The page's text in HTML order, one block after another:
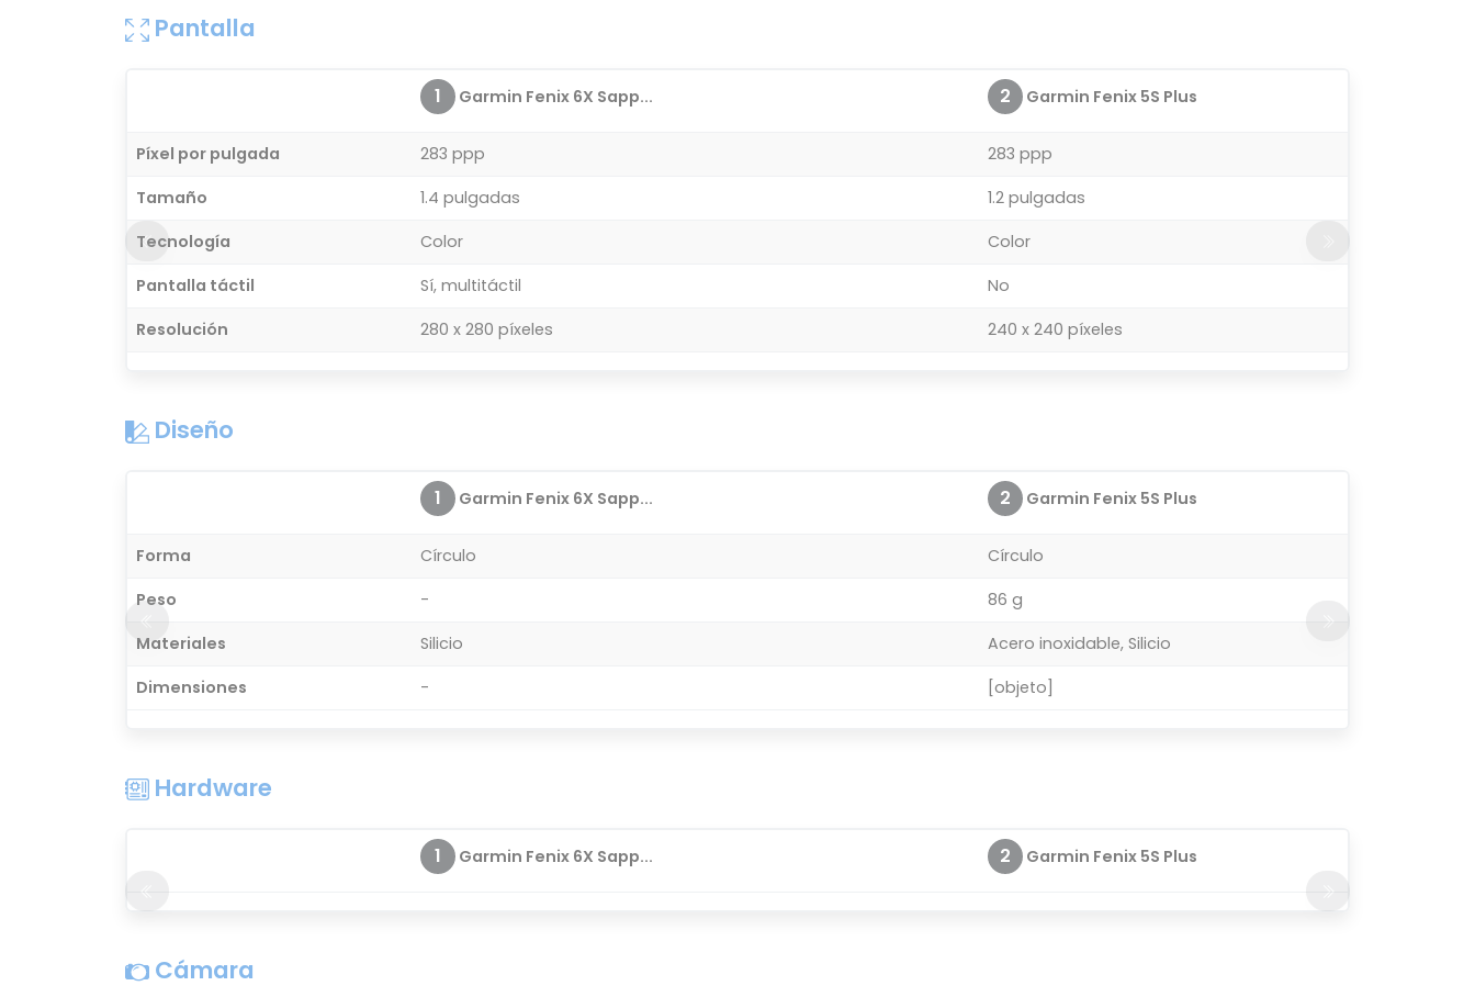
Pantalla
1 Garmin Fenix 6X Sapp... 2 Garmin Fenix 5S Plus
Píxel por pulgada 283 ppp
283 ppp
Tamaño
1.4 pulgadas
1.2 pulgadas
Tecnología
Color
Color
Pantalla táctil
Sí, multitáctil
No
Resolución
280 x 280 píxeles 240 x 240 píxeles
Diseño
1 Garmin Fenix 6X Sapp... 2 Garmin Fenix 5S Plus
Forma Círculo
Círculo
Peso
-
86 g
Materiales
Silicio
Acero inoxidable, Silicio
Dimensiones
- [objeto]
Hardware
1 Garmin Fenix 6X Sapp... 2 Garmin Fenix 5S Plus
Cámara